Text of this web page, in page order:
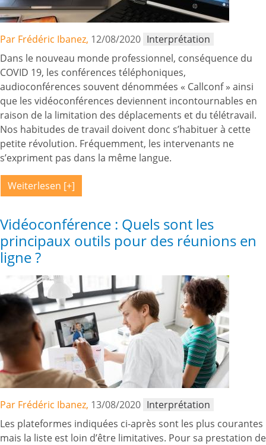
Par Frédéric Ibanez, 12/08/2020 Interprétation
Dans le nouveau monde professionnel, conséquence du
COVID 19, les conférences téléphoniques,
audioconférences souvent dénommées « Callconf » ainsi
que les vidéoconférences deviennent incontournables en
raison de la limitation des déplacements et du télétravail.
Nos habitudes de travail doivent donc s’habituer à cette
petite révolution. Fréquemment, les intervenants ne
s’expriment pas dans la même langue.
Weiterlesen
Vidéoconférence : Quels sont les
principaux outils pour des réunions en
ligne ?
Par Frédéric Ibanez, 13/08/2020 Interprétation
Les plateformes indiquées ci-après sont les plus courantes
mais la liste est loin d’être limitatives. Pour sa prestation de